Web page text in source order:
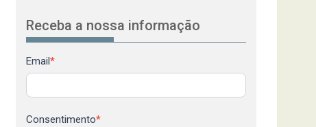
Receba a nossa informação
Newsletter
Email *
Consentimento*